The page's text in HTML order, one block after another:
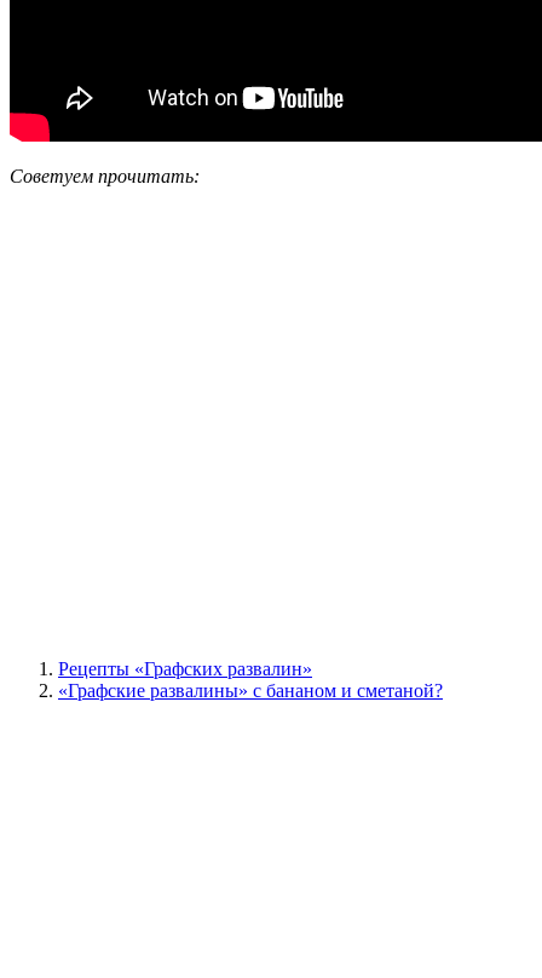
Советуем прочитать:
Рецепты «Графских развалин»
«Графские развалины» с бананом и сметаной?